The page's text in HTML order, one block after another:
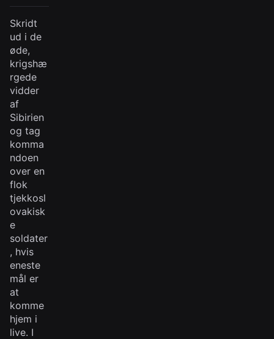
Skridt
ud i de
øde,
krigshæ
rgede
vidder
af
Sibirien
og tag
komma
ndoen
over en
flok
tjekkosl
ovakisk
e
soldater
, hvis
eneste
mål er
at
komme
hjem i
live. I